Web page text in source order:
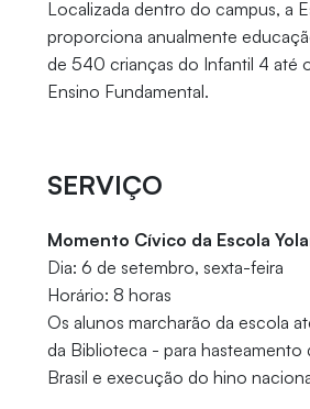
Localizada dentro do campus, a
proporciona anualmente
de 540 crianças do Infantil 4 até
Ensino Fundamental.
SERVIÇO
Momento Cívico da Escola
Dia: 6 de setembro, sexta-feira
Horário: 8 horas
Os alunos marcharão da escola
da Biblioteca - para hasteamento
Brasil e execução do hino